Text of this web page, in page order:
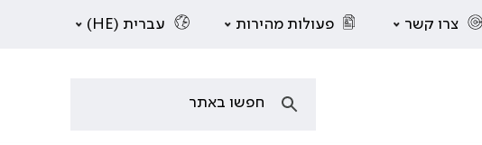
צרו קשר פעולות מהירות עברית (HE)